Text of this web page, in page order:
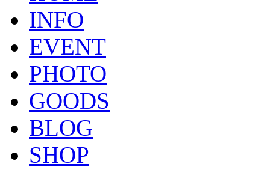
INFO
EVENT
PHOTO
GOODS
BLOG
SHOP